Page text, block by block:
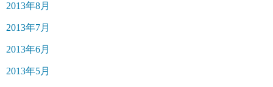
2013年8月
2013年7月
2013年6月
2013年5月